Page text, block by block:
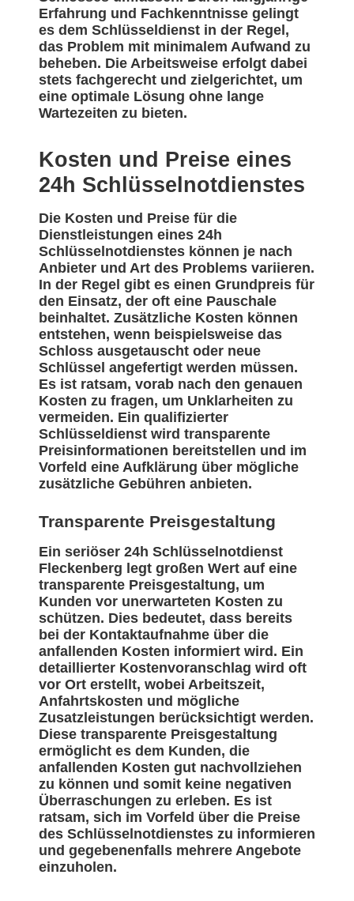
Erfahrung und Fachkenntnisse gelingt
es dem Schlüsseldienst in der Regel,
das Problem mit minimalem Aufwand zu
beheben. Die Arbeitsweise erfolgt dabei
stets fachgerecht und zielgerichtet, um
eine optimale Lösung ohne lange
Wartezeiten zu bieten.
Kosten und Preise eines
24h Schlüsselnotdienstes
Die Kosten und Preise für die
Dienstleistungen eines 24h
Schlüsselnotdienstes können je nach
Anbieter und Art des Problems variieren.
In der Regel gibt es einen Grundpreis für
den Einsatz, der oft eine Pauschale
beinhaltet. Zusätzliche Kosten können
entstehen, wenn beispielsweise das
Schloss ausgetauscht oder neue
Schlüssel angefertigt werden müssen.
Es ist ratsam, vorab nach den genauen
Kosten zu fragen, um Unklarheiten zu
vermeiden. Ein qualifizierter
Schlüsseldienst wird transparente
Preisinformationen bereitstellen und im
Vorfeld eine Aufklärung über mögliche
zusätzliche Gebühren anbieten.
Transparente Preisgestaltung
Ein seriöser 24h Schlüsselnotdienst
Fleckenberg legt großen Wert auf eine
transparente Preisgestaltung, um
Kunden vor unerwarteten Kosten zu
schützen. Dies bedeutet, dass bereits
bei der Kontaktaufnahme über die
anfallenden Kosten informiert wird. Ein
detaillierter Kostenvoranschlag wird oft
vor Ort erstellt, wobei Arbeitszeit,
Anfahrtskosten und mögliche
Zusatzleistungen berücksichtigt werden.
Diese transparente Preisgestaltung
ermöglicht es dem Kunden, die
anfallenden Kosten gut nachvollziehen
zu können und somit keine negativen
Überraschungen zu erleben. Es ist
ratsam, sich im Vorfeld über die Preise
des Schlüsselnotdienstes zu informieren
und gegebenenfalls mehrere Angebote
einzuholen.